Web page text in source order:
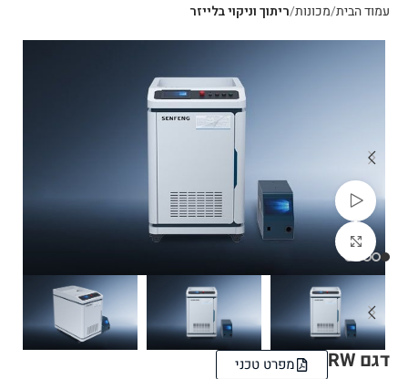
עמוד הבית מכונות ריתוך וניקוי בלייזר
דגם RW מפרט טכני
צפייה בוידאו
לחצו להגדלה